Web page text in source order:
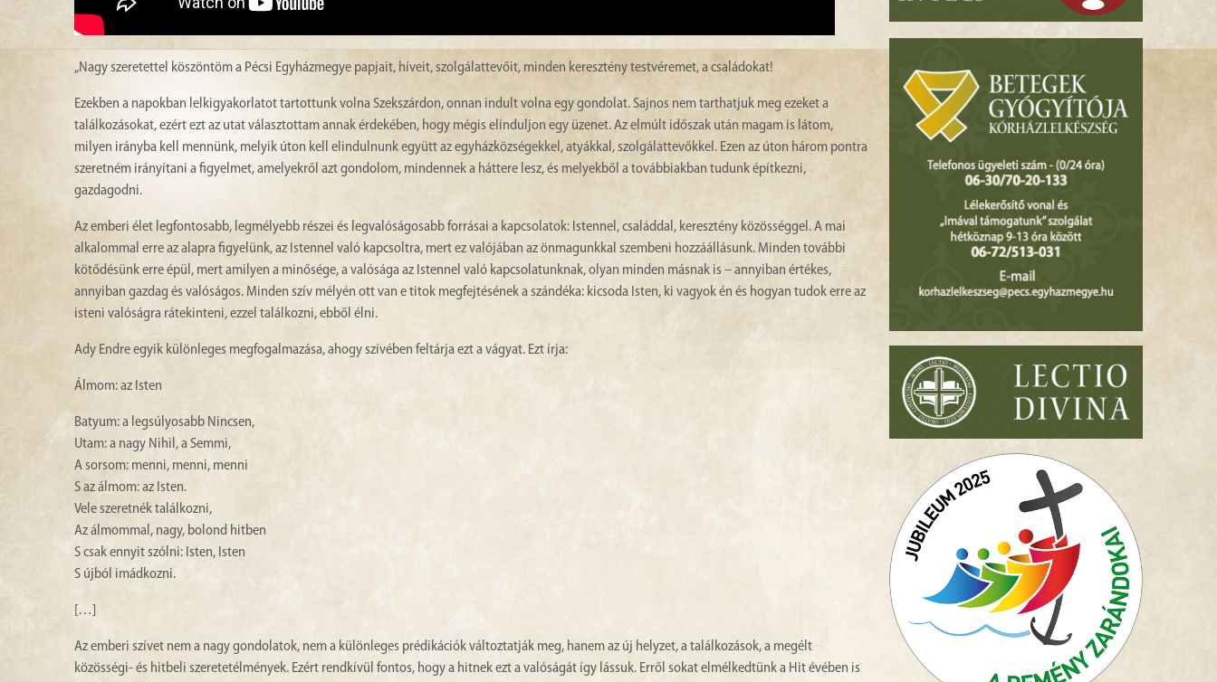
„Nagy szeretettel köszöntöm a Pécsi Egyházmegye papjait, híveit, szolgálattevőit, minden keresztény testvéremet, a családokat!
Ezekben a napokban lelkigyakorlatot tartottunk volna Szekszárdon, onnan indult volna egy gondolat. Sajnos nem tarthatjuk meg ezeket a
találkozásokat, ezért ezt az utat választottam annak érdekében, hogy mégis elinduljon egy üzenet. Az elmúlt időszak után magam is látom,
milyen irányba kell mennünk, melyik úton kell elindulnunk együtt az egyházközségekkel, atyákkal, szolgálattevőkkel. Ezen az úton három pontra
szeretném irányítani a figyelmet, amelyekről azt gondolom, mindennek a háttere lesz, és melyekből a továbbiakban tudunk építkezni,
gazdagodni.
Az emberi élet legfontosabb, legmélyebb részei és legvalóságosabb forrásai a kapcsolatok: Istennel, családdal, keresztény közösséggel. A mai
alkalommal erre az alapra figyelünk, az Istennel való kapcsoltra, mert ez valójában az önmagunkkal szembeni hozzáállásunk. Minden további
kötődésünk erre épül, mert amilyen a minősége, a valósága az Istennel való kapcsolatunknak, olyan minden másnak is – annyiban értékes,
annyiban gazdag és valóságos. Minden szív mélyén ott van e titok megfejtésének a szándéka: kicsoda Isten, ki vagyok én és hogyan tudok erre az
isteni valóságra rátekinteni, ezzel találkozni, ebből élni.
Ady Endre egyik különleges megfogalmazása, ahogy szívében feltárja ezt a vágyat. Ezt írja:
Álmom: az Isten
Batyum: a legsúlyosabb Nincsen,
Utam: a nagy Nihil, a Semmi,
A sorsom: menni, menni, menni
S az álmom: az Isten.
Vele szeretnék találkozni,
Az álmommal, nagy, bolond hitben
S csak ennyit szólni: Isten, Isten
S újból imádkozni.
[…]
Az emberi szívet nem a nagy gondolatok, nem a különleges prédikációk változtatják meg, hanem az új helyzet, a találkozások, a megélt
közösségi- és hitbeli szeretetélmények. Ezért rendkívül fontos, hogy a hitnek ezt a valóságát így lássuk. Erről sokat elmélkedtünk a Hit évében is